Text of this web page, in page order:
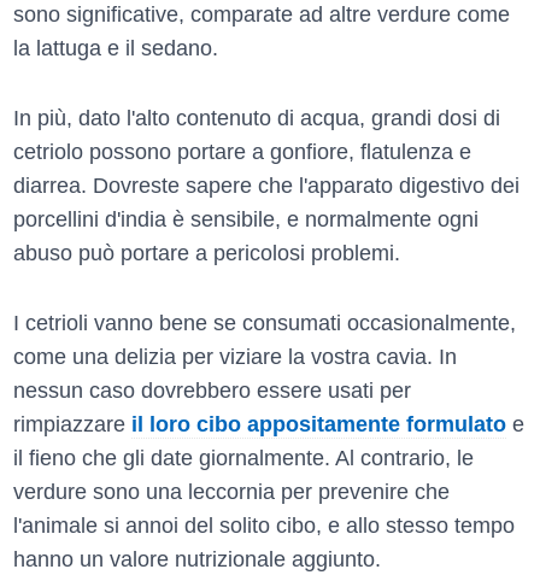
sono significative, comparate ad altre verdure come
la lattuga e il sedano.
In più, dato l'alto contenuto di acqua, grandi dosi di
cetriolo possono portare a gonfiore, flatulenza e
diarrea. Dovreste sapere che l'apparato digestivo dei
porcellini d'india è sensibile, e normalmente ogni
abuso può portare a pericolosi problemi.
I cetrioli vanno bene se consumati occasionalmente,
come una delizia per viziare la vostra cavia. In
nessun caso dovrebbero essere usati per
rimpiazzare il loro cibo appositamente formulato e
il fieno che gli date giornalmente. Al contrario, le
verdure sono una leccornia per prevenire che
l'animale si annoi del solito cibo, e allo stesso tempo
hanno un valore nutrizionale aggiunto.